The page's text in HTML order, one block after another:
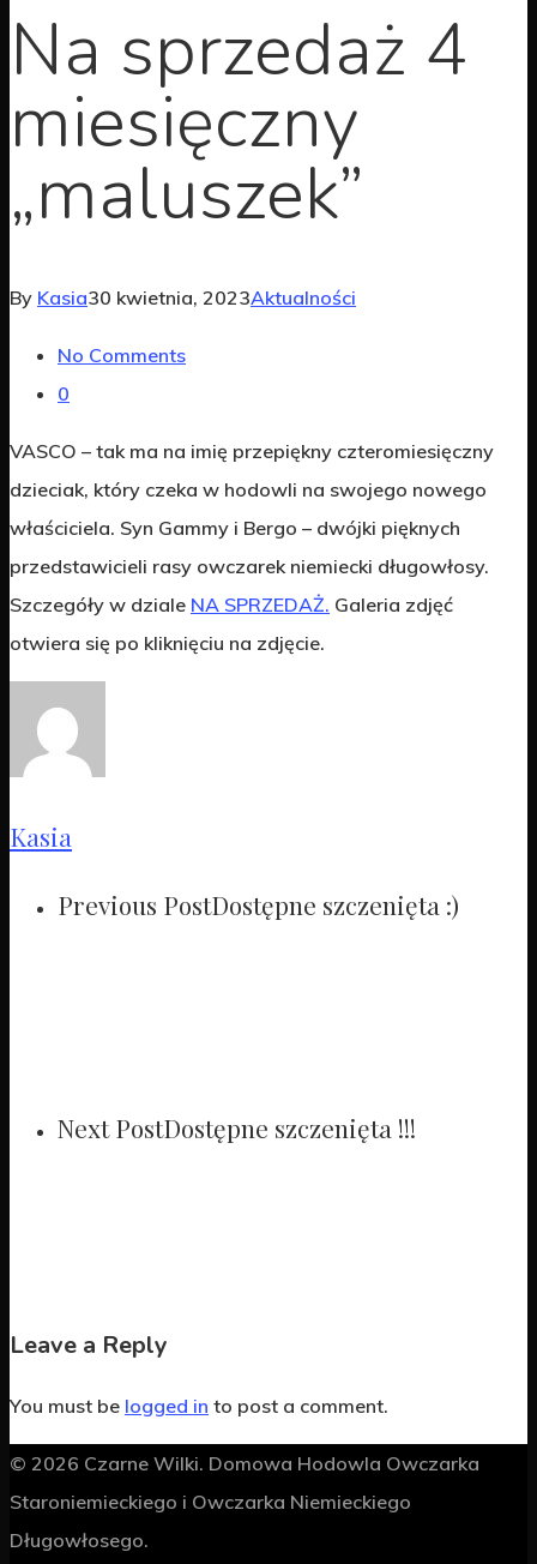
Na sprzedaż 4
miesięczny
„maluszek”
By Kasia30 kwietnia, 2023Aktualności
No Comments
0
VASCO – tak ma na imię przepiękny czteromiesięczny
dzieciak, który czeka w hodowli na swojego nowego
właściciela. Syn Gammy i Bergo – dwójki pięknych
przedstawicieli rasy owczarek niemiecki długowłosy.
Szczegóły w dziale NA SPRZEDAŻ. Galeria zdjęć
otwiera się po kliknięciu na zdjęcie.
Kasia
Previous PostDostępne szczenięta :)
Next PostDostępne szczenięta !!!
Leave a Reply
You must be logged in to post a comment.
© 2026 Czarne Wilki. Domowa Hodowla Owczarka
Staroniemieckiego i Owczarka Niemieckiego
Długowłosego.